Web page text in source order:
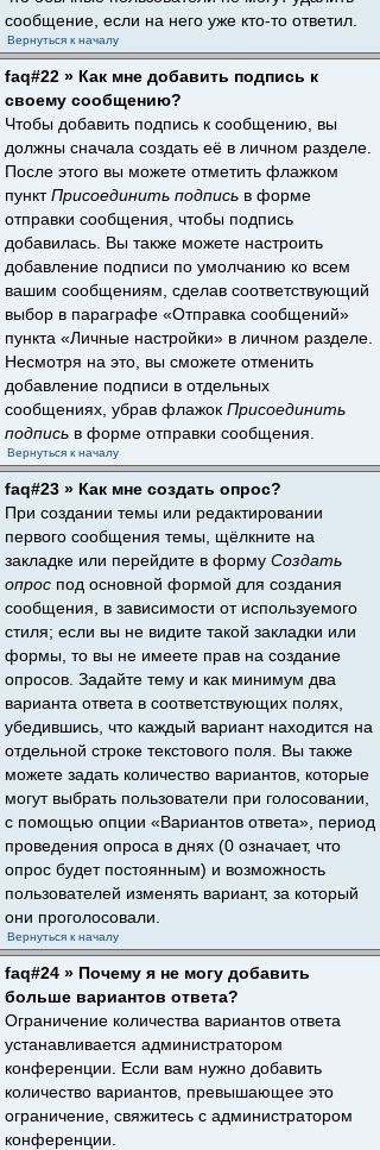
сообщение, если на него уже кто-то ответил.
Вернуться к началу
faq#22 » Как мне добавить подпись к
своему сообщению?
Чтобы добавить подпись к сообщению, вы
должны сначала создать её в личном разделе.
После этого вы можете отметить флажком
пунктПрисоединить подпись в форме
отправки сообщения, чтобы подпись
добавилась. Вы также можете настроить
добавление подписи по умолчанию ко всем
вашим сообщениям, сделав соответствующий
выбор в параграфе «Отправка сообщений»
пункта «Личные настройки» в личном разделе.
Несмотря на это, вы сможете отменить
добавление подписи в отдельных
сообщениях, убрав флажок Присоединить
подпись в форме отправки сообщения.
Вернуться к началу
faq#23 » Как мне создать опрос?
При создании темы или редактировании
первого сообщения темы, щёлкните на
закладке или перейдите в форму Создать
опрос под основной формой для создания
сообщения, в зависимости от используемого
стиля; если вы не видите такой закладки или
формы, то вы не имеете прав на создание
опросов. Задайте тему и как минимум два
варианта ответа в соответствующих полях,
убедившись, что каждый вариант находится на
отдельной строке текстового поля. Вы также
можете задать количество вариантов, которые
могут выбрать пользователи при голосовании,
с помощью опции «Вариантов ответа», период
проведения опроса в днях (0 означает, что
опрос будет постоянным) и возможность
пользователей изменять вариант, за который
они проголосовали.
Вернуться к началу
faq#24 » Почему я не могу добавить
больше вариантов ответа?
Ограничение количества вариантов ответа
устанавливается администратором
конференции. Если вам нужно добавить
количество вариантов, превышающее это
ограничение, свяжитесь с администратором
конференции.